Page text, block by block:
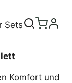
Sets
Komfort und